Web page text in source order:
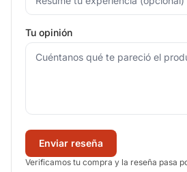
Tu opinión
Enviar reseña
Verificamos tu compra y la reseña pasa